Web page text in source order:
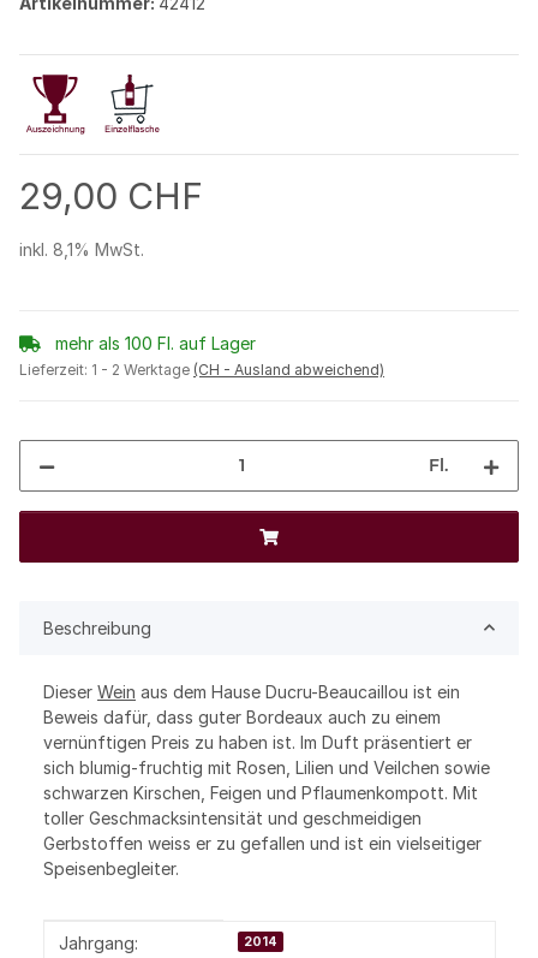
29,00 CHF
inkl. 8,1% MwSt.
mehr als 100 Fl. auf Lager
Lieferzeit: 1 - 2 Werktage (CH - Ausland abweichend)
Fl.
Beschreibung
Dieser Wein aus dem Hause Ducru-Beaucaillou ist ein
Beweis dafür, dass guter Bordeaux auch zu einem
vernünftigen Preis zu haben ist. Im Duft präsentiert er
sich blumig-fruchtig mit Rosen, Lilien und Veilchen sowie
schwarzen Kirschen, Feigen und Pflaumenkompott. Mit
toller Geschmacksintensität und geschmeidigen
Gerbstoffen weiss er zu gefallen und ist ein vielseitiger
Speisenbegleiter.
Produkteigenschaft
Wert
Jahrgang: 2014